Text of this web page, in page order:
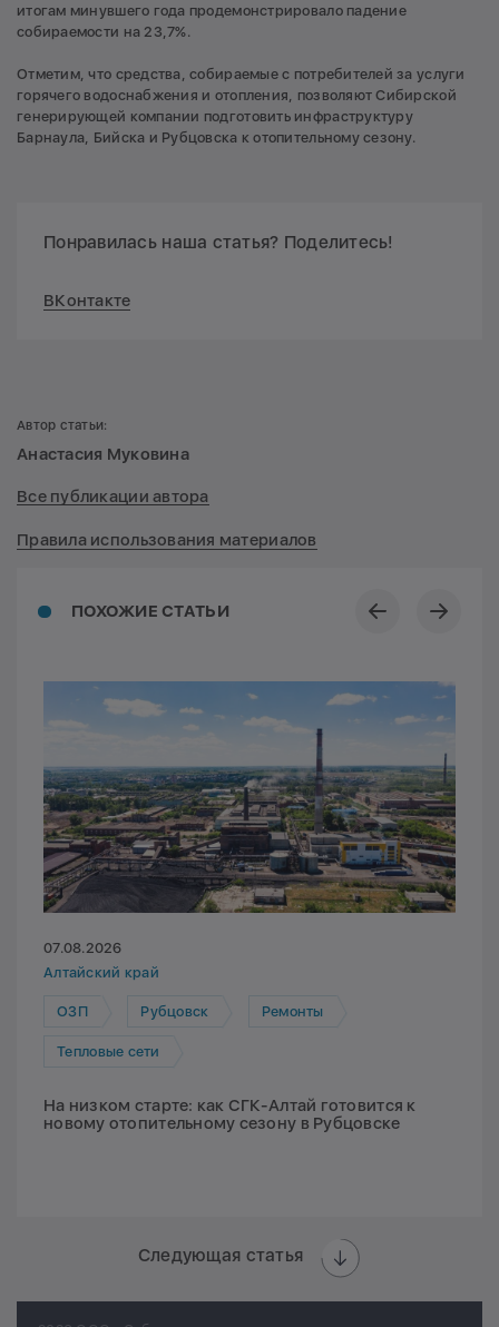
итогам минувшего года продемонстрировало падение
собираемости на 23,7%.
Отметим, что средства, собираемые с потребителей за услуги
горячего водоснабжения и отопления, позволяют Сибирской
генерирующей компании подготовить инфраструктуру
Барнаула, Бийска и Рубцовска к отопительному сезону.
Понравилась наша статья? Поделитесь!
ВКонтакте
ПОХОЖИЕ СТАТЬИ
07.08.2026
Алтайский край
ОЗП Рубцовск Ремонты
Тепловые сети
На низком старте: как СГК-Алтай готовится к
новому отопительному сезону в Рубцовске
Следующая статья
Автор статьи:
Анастасия Муковина
Все публикации автора
Правила использования материалов